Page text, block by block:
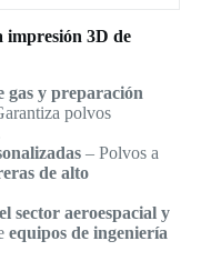
impresión 3D de
gas y preparación
polvos
– Polvos a
de alto
sector aeroespacial y
equipos de ingeniería